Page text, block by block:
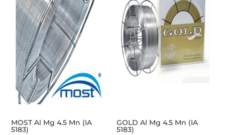
MOST Al Mg 4.5 Mn (IA
5183)
GOLD Al Mg 4.5 Mn (IA
5183)